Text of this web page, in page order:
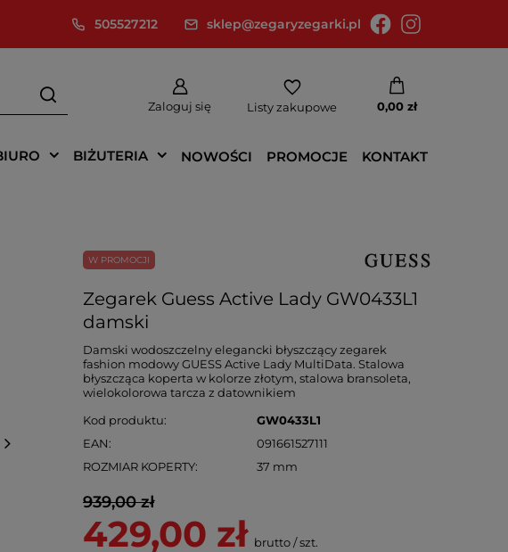
505527212 sklep@zegaryzegarki.pl
Zaloguj się Listy zakupowe 0,00 zł
BIŻUTERIA NOWOŚCI PROMOCJE KONTAKT
W PROMOCJI
Zegarek Guess Active Lady GW0433L1
damski
Damski wodoszczelny elegancki błyszczący zegarek
fashion modowy GUESS Active Lady MultiData. Stalowa
błyszcząca koperta w kolorze złotym, stalowa bransoleta,
wielokolorowa tarcza z datownikiem
Kod produktu
GW0433L1
EAN
091661527111
ROZMIAR KOPERTY
37 mm
939,00 zł
429,00 zł brutto/szt.